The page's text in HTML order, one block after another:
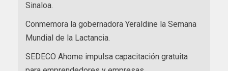
Sinaloa.
Conmemora la gobernadora Yeraldine la Semana
Mundial de la Lactancia.
SEDECO Ahome impulsa capacitación gratuita